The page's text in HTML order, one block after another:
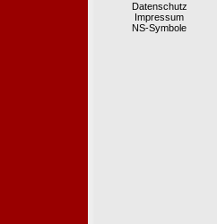
Datenschutz
Impressum
NS-Symbole